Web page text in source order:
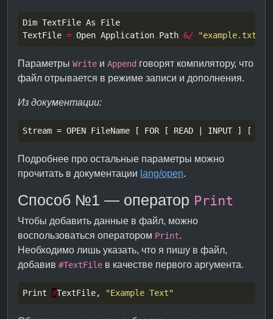
TextFile = Open Application. Path &/ "example.txt"
Параметры Write и Append говорят компилятору, что
файл отрывается в режиме записи и дополнения.
Из документации:
Подробнее про остальные параметры можно
прочитать в документации lang/open.
Способ №1 — оператор Print
Чтобы добавить данные в файл, можно
воспользоваться оператором Print.
Необходимо лишь указать, что я пишу в файл,
добавив #TextFile в качестве первого аргумента.
Print #TextFile, "Example Text"